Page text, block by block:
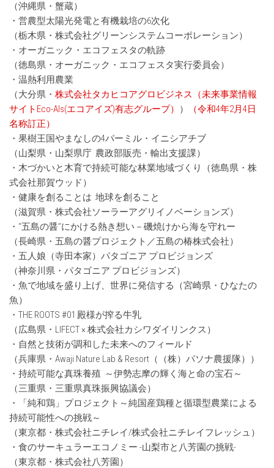
（沖縄県・蟹蔵）
・営農型太陽光発電と有機栽培の6次化
（栃木県・株式会社グリーンシステムコーポレーション）
・オーガニック・エコフェスタの軌跡
（徳島県・オーガニック・エコフェスタ実行委員会）
・温熱利用農業
（大分県・ 株式会社タカヒコアグロビジネス（未来事業情報
サイトEco-AIs(エコアイズ)有志グループ）
）
（令和4年2月4日
名称訂正）
・果樹王国やまなしの4パーミル・イニシアチブ
（山梨県・山梨県庁 農政部販売・輸出支援課）
・木づかいと木育で持続可能な林業地域づくり（徳島県・株
式会社那賀ウッド）
・健康を創ることは 地球を創ること
（滋賀県・株式会社ソーラーアグリイノベーションズ）
・“五島の醤”にかける熱き想い－磯焼けから海を守れー
（長崎県・五島の醤プロジェクト／五島の椿株式会社）
・五人娘（寺田本家）パタゴニア プロビジョンズ
（神奈川県・パタゴニア プロビジョンズ）
・魚で地域を盛り上げ、世界に発信する（宮崎県・ひなたの
魚）
・THE ROOTS #01 殿様が搾る牛乳
（広島県・LIFECT × 株式会社カシワダイリンクス）
・自然と技術が調和した未来へのフィールド
（兵庫県・Awaji Nature Lab & Resort（（株）パソナ農援隊））
・持続可能な真珠養殖 ～伊勢志摩の輝く海と命の宝石～
（三重県・三重県真珠振興協議会）
・「純和鶏」プロジェクト～純国産鶏種と循環型農業による
持続可能性への挑戦～
（東京都・株式会社ニチレイ/株式会社ニチレイフレッシュ）
・食のサーキュラーエコノミー -山梨市と八芳園の挑戦-
（東京都・株式会社八芳園）